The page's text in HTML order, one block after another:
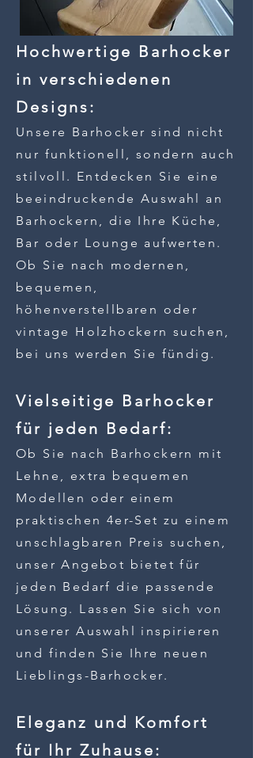
Hochwertige Barhocker
in verschiedenen
Designs:
Unsere Barhocker sind nicht
nur funktionell, sondern auch
stilvoll. Entdecken Sie eine
beeindruckende Auswahl an
Barhockern, die Ihre Küch e,
Bar oder Lounge aufwerten.
Ob Sie nach modernen,
bequemen,
höhenverstellbaren oder
vintage Holzhockern suchen,
bei uns werden Sie fündig.
Vielseitige Barhocker
für jeden Bedarf:
Ob Sie nach Barhockern mit
Lehne, extra bequemen
Modellen oder einem
praktischen 4er-Set zu einem
unschlagbaren Preis suchen,
unser Angebot bietet für
jeden Bedarf die passende
Lösung. Lassen Sie sich von
unserer Auswahl inspirieren
und finden Sie Ihre neuen
Lieblings-Barhocker.
Eleganz und Komfort
für Ihr Zuhause: